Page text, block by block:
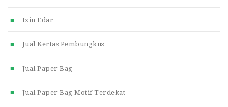
Izin Edar
Jual Kertas Pembungkus
Jual Paper Bag
Jual Paper Bag Motif Terdekat